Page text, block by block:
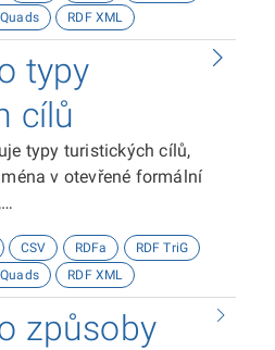
RDF XML
typy
cílů
typy turistických cílů,
v otevřené formální
CSV RDFa
RDF TriG
RDF XML
způsoby